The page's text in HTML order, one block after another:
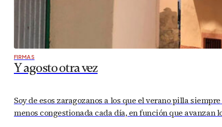
FIRMAS
Y agosto otra vez
Soy de esos zaragozanos a los que el verano pilla
menos congestionada cada día, en función que avanzan